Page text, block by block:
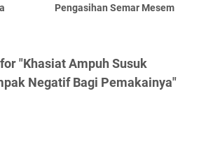
Pengasihan Semar Mesem
"Khasiat Ampuh Susuk
Negatif Bagi Pemakainya"